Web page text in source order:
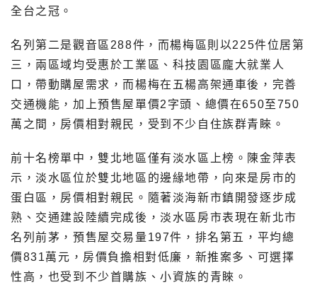
全台之冠。
名列第二是觀音區288件，而楊梅區則以225件位居第
三，兩區域均受惠於工業區、科技園區龐大就業人
口，帶動購屋需求，而楊梅在五楊高架通車後，完善
交通機能，加上預售屋單價2字頭、總價在650至750
萬之間，房價相對親民，受到不少自住族群青睞。
前十名榜單中，雙北地區僅有淡水區上榜。陳金萍表
示，淡水區位於雙北地區的邊緣地帶，向來是房市的
蛋白區，房價相對親民。隨著淡海新市鎮開發逐步成
熟、交通建設陸續完成後，淡水區房市表現在新北市
名列前茅，預售屋交易量197件，排名第五，平均總
價831萬元，房價負擔相對低廉，新推案多、可選擇
性高，也受到不少首購族、小資族的青睞。